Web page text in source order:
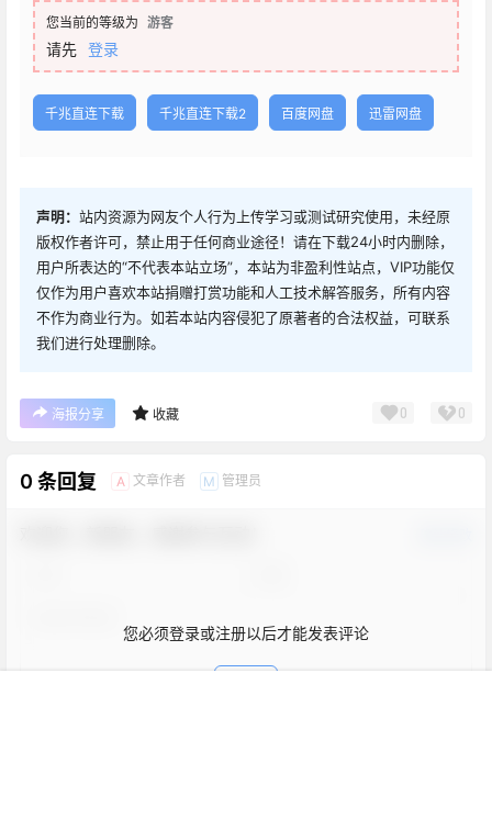
您当前的等级为 游客
请先 登录
千兆直连下载 千兆直连下载2 百度网盘 迅雷网盘
声明： 站内资源为网友个人行为上传学习或测试研究使用，未经原
版权作者许可，禁止用于任何商业途径！请在下载24小时内删除，
用户所表达的“不代表本站立场”，本站为非盈利性站点，VIP功能仅
仅作为用户喜欢本站捐赠打赏功能和人工技术解答服务，所有内容
不作为商业行为。如若本站内容侵犯了原著者的合法权益，可联系
我们进行处理删除。
海报分享 收藏 0 0
0 条回复 A 文章作者 M 管理员
您必须登录或注册以后才能发表评论